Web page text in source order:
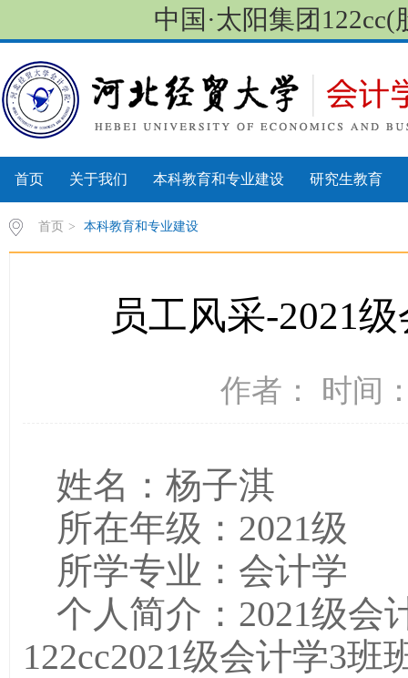
中国·太阳集团
首页 关于我们 本科教育和专业建设 研究生教育
首页 > 本科教育和专业建设
员工风采-2021
作者： 时间
姓名：杨子淇
所在年级：2021级
所学专业：会计学
个人简介：2021级会
122cc2021级会计学3